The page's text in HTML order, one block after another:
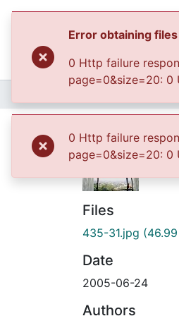
Files
435-31.jpg (46.99
Date
2005-06-24
Authors
Error obtaining
0 Http failure
page=0&size=20: 0
0 Http failure
page=0&size=20: 0